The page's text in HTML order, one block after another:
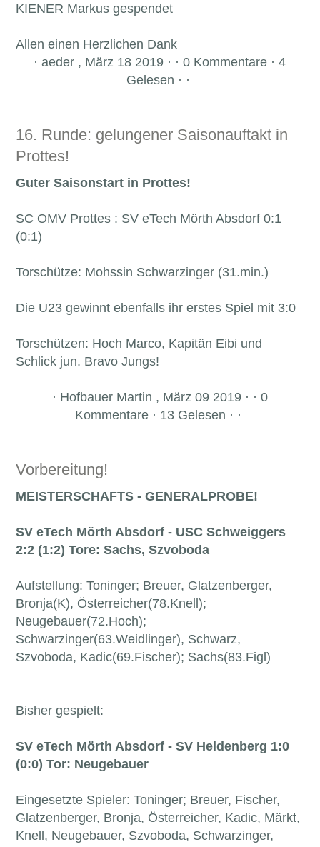
KIENER Markus gespendet
Allen einen Herzlichen Dank
· aeder , März 18 2019 · · 0 Kommentare · 4
Gelesen · ·
16. Runde: gelungener Saisonauftakt in
Prottes!
Guter Saisonstart in Prottes!
SC OMV Prottes : SV eTech Mörth Absdorf 0:1
(0:1)
Torschütze: Mohssin Schwarzinger (31.min.)
Die U23 gewinnt ebenfalls ihr erstes Spiel mit 3:0
Torschützen: Hoch Marco, Kapitän Eibi und
Schlick jun. Bravo Jungs!
· Hofbauer Martin , März 09 2019 · · 0
Kommentare · 13 Gelesen · ·
Vorbereitung!
MEISTERSCHAFTS - GENERALPROBE!
SV eTech Mörth Absdorf - USC Schweiggers
2:2 (1:2) Tore: Sachs, Szvoboda
Aufstellung: Toninger; Breuer, Glatzenberger,
Bronja(K), Österreicher(78.Knell);
Neugebauer(72.Hoch);
Schwarzinger(63.Weidlinger), Schwarz,
Szvoboda, Kadic(69.Fischer); Sachs(83.Figl)
Bisher gespielt:
SV eTech Mörth Absdorf - SV Heldenberg 1:0
(0:0) Tor: Neugebauer
Eingesetzte Spieler: Toninger; Breuer, Fischer,
Glatzenberger, Bronja, Österreicher, Kadic, Märkt,
Knell, Neugebauer, Szvoboda, Schwarzinger,